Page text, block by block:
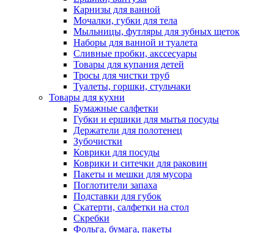
Карнизы для ванной
Мочалки, губки для тела
Мыльницы, футляры для зубных щеток
Наборы для ванной и туалета
Сливные пробки, акссесуары
Товары для купания детей
Тросы для чистки труб
Туалеты, горшки, стульчаки
Товары для кухни
Бумажные салфетки
Губки и ершики для мытья посуды
Держатели для полотенец
Зубочистки
Коврики для посуды
Коврики и ситечки для раковин
Пакеты и мешки для мусора
Поглотители запаха
Подставки для губок
Скатерти, салфетки на стол
Скребки
Фольга, бумага, пакеты